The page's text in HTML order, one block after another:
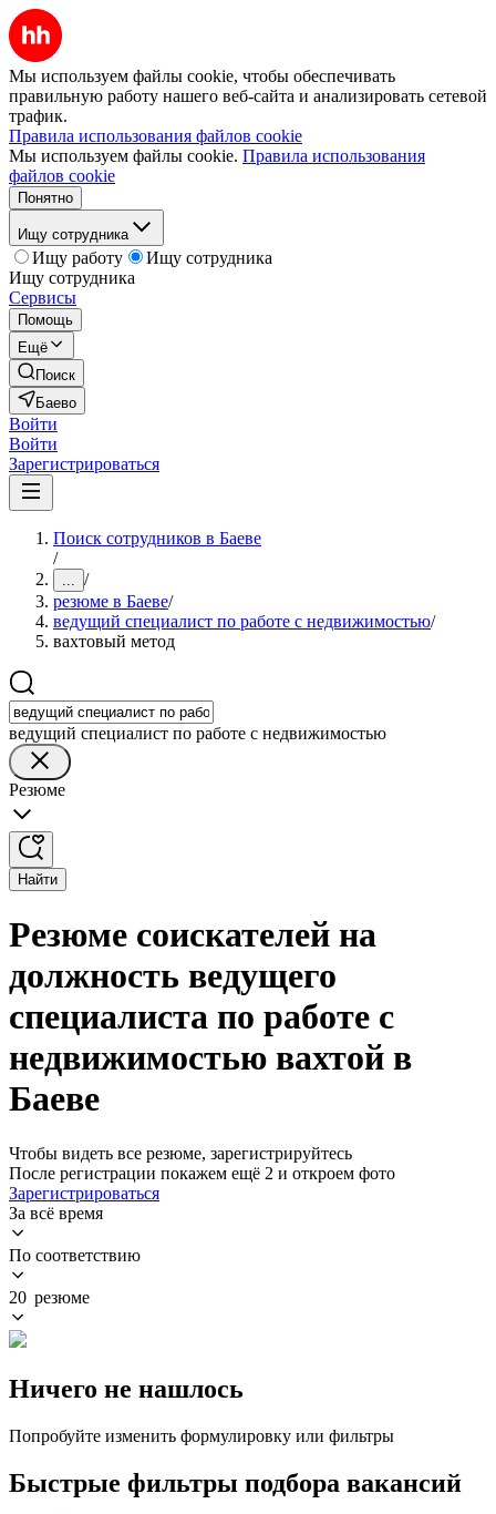
Мы используем файлы cookie, чтобы обеспечивать
правильную работу нашего веб-сайта и анализировать сетевой
трафик.
Правила использования файлов cookie
Мы используем файлы cookie. Правила использования
файлов cookie
Понятно
Ищу сотрудника
Ищу работу
Ищу сотрудника
Ищу сотрудника
Сервисы
Помощь
Ещё
Поиск
Баево
Войти
Войти
Зарегистрироваться
Поиск сотрудников в Баеве
/
... /
резюме в Баеве/
ведущий специалист по работе с недвижимостью/
вахтовый метод
ведущий специалист по работе с недвижимостью
Резюме
Найти
Резюме соискателей на
должность ведущего
специалиста по работе с
недвижимостью вахтой в
Баеве
Чтобы видеть все резюме, зарегистрируйтесь
После регистрации покажем ещё 2 и откроем фото
Зарегистрироваться
За всё время
По соответствию
20 резюме
Ничего не нашлось
Попробуйте изменить формулировку или фильтры
Быстрые фильтры подбора вакансий